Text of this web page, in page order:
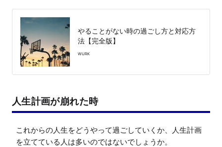
やることがない時の過ごし方と対応方
法【完全版】
WURK
人生計画が崩れた時
これからの人生をどうやって過ごしていくか、人生計画
を立てている人は多いのではないでしょうか。